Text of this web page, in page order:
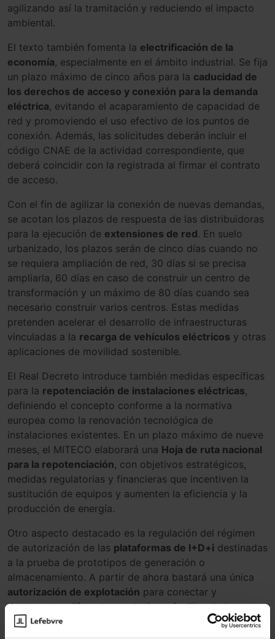
agilizando así la tramitación y reduciendo el impacto
ambiental.
El texto también fomenta la electrificación de la
economía, especialmente en el ámbito industrial. Se fija
un plazo máximo de cinco años para la caducidad de
los derechos de acceso y conexión para la demanda
eléctrica, evitando el acaparamiento de capacidad de
red y promoviendo el uso efectivo de los puntos de
conexión. Además, las solicitudes deberán incluir el
código CNAE de la actividad correspondiente, que
deberá coincidir con la registrada al firmar el contrato
de acceso.
Con el fin de agilizar la conexión de nuevas demandas,
se acotan los plazos de respuesta de las distribuidoras
para la ejecución de extensiones de red. En suelo
urbanizado, los plazos serán de cinco días cuando no
se requiera ampliación de red, 30 días si se precisa
ampliarla, 60 días en caso de construir un centro de
transformación y un máximo de 80 días cuando sea
necesario construir varios centros. Estas medidas
pretenden acelerar el desarrollo de infraestructuras
vinculadas a la recarga de vehículos eléctricos y otras
aplicaciones de movilidad sostenible.
El Real Decreto introduce también medidas específicas
para la repotenciación de instalaciones eléctricas,
definiendo el concepto conforme a la normativa
europea como la renovación tecnológica de
instalaciones existentes. En un plazo máximo de nueve
meses, el MITECO elaborará una Hoja de ruta nacional
para la repotenciación, con objetivos estratégicos,
medidas regulatorias y financieras que incentiven la
sustitución de equipos y aumenten la eficiencia y la
producción de energía.
Otro aspecto destacado es la regulación del régimen
de autorización de las plataformas de I+D+i destinadas
a la prueba de prototipos de generación o
almacenamiento. A partir de ahora bastará una única
autorización de explotación para conectar y
desconectar diferentes prototipos, facilitando la
experimentación y la innovación tecnológica.